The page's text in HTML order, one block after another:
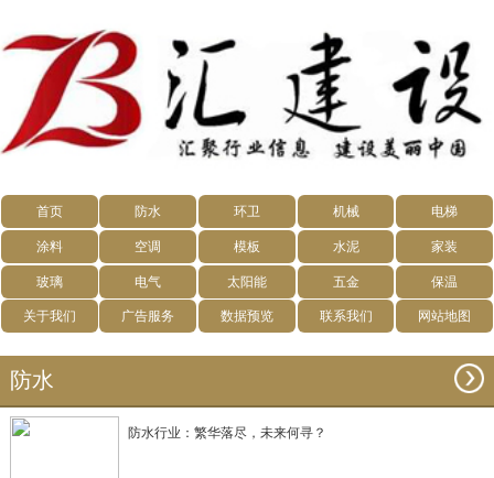
首页 防水 环卫 机械 电梯
涂料 空调 模板 水泥 家装
玻璃 电气 太阳能 五金 保温
关于我们 广告服务 数据预览 联系我们 网站地图
防水
防水行业：繁华落尽，未来何寻？